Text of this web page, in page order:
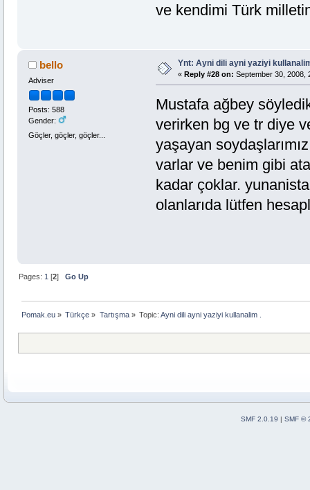
ve kendimi Türk
bello
Adviser
Posts: 588
Gender:
Göçler, göçler, göçler...
Ynt: Ayni dili ayni yaziyi
« Reply #28 on: September 30, 2008,
Mustafa ağbey
verirken bg ve tr diye
yaşayan
varlar ve benim gibi
kadar çoklar.
olanlarıda lütfen
Pages: 1 [2]Go Up
Pomak.eu » Türkçe » Tartışma» Topic:Ayni dili ayni yaziyi kullanalim .
SMF 2.0.19 | SMF ©